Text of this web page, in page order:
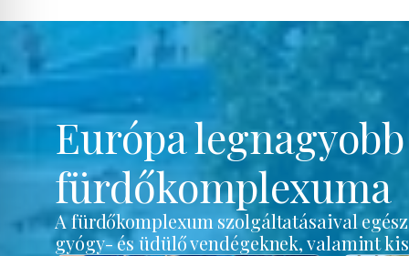
Európa
fürdőkomplexuma
A fürdőkomplexum szolgáltatásaival
gyógy- és üdülő vendégeknek, valamint